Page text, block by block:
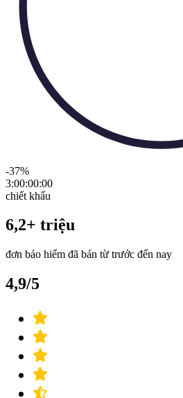
-37%
3:00:00:00
chiết khấu
6,2+ triệu
đơn bảo hiểm đã bán từ trước đến nay
4,9/5